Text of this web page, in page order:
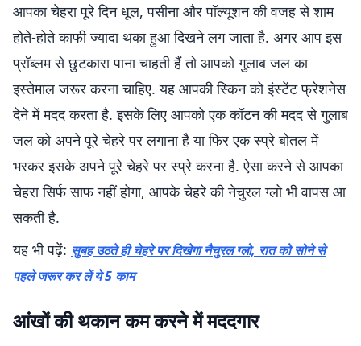
आपका चेहरा पूरे दिन धूल, पसीना और पॉल्यूशन की वजह से शाम
होते-होते काफी ज्यादा थका हुआ दिखने लग जाता है. अगर आप इस
प्रॉब्लम से छुटकारा पाना चाहती हैं तो आपको गुलाब जल का
इस्तेमाल जरूर करना चाहिए. यह आपकी स्किन को इंस्टेंट फ्रेशनेस
देने में मदद करता है. इसके लिए आपको एक कॉटन की मदद से गुलाब
जल को अपने पूरे चेहरे पर लगाना है या फिर एक स्प्रे बोतल में
भरकर इसके अपने पूरे चेहरे पर स्प्रे करना है. ऐसा करने से आपका
चेहरा सिर्फ साफ नहीं होगा, आपके चेहरे की नेचुरल ग्लो भी वापस आ
सकती है.
यह भी पढ़ें: सुबह उठते ही चेहरे पर दिखेगा नैचुरल ग्लो, रात को सोने से
पहले जरूर कर लें ये 5 काम
आंखों की थकान कम करने में मददगार